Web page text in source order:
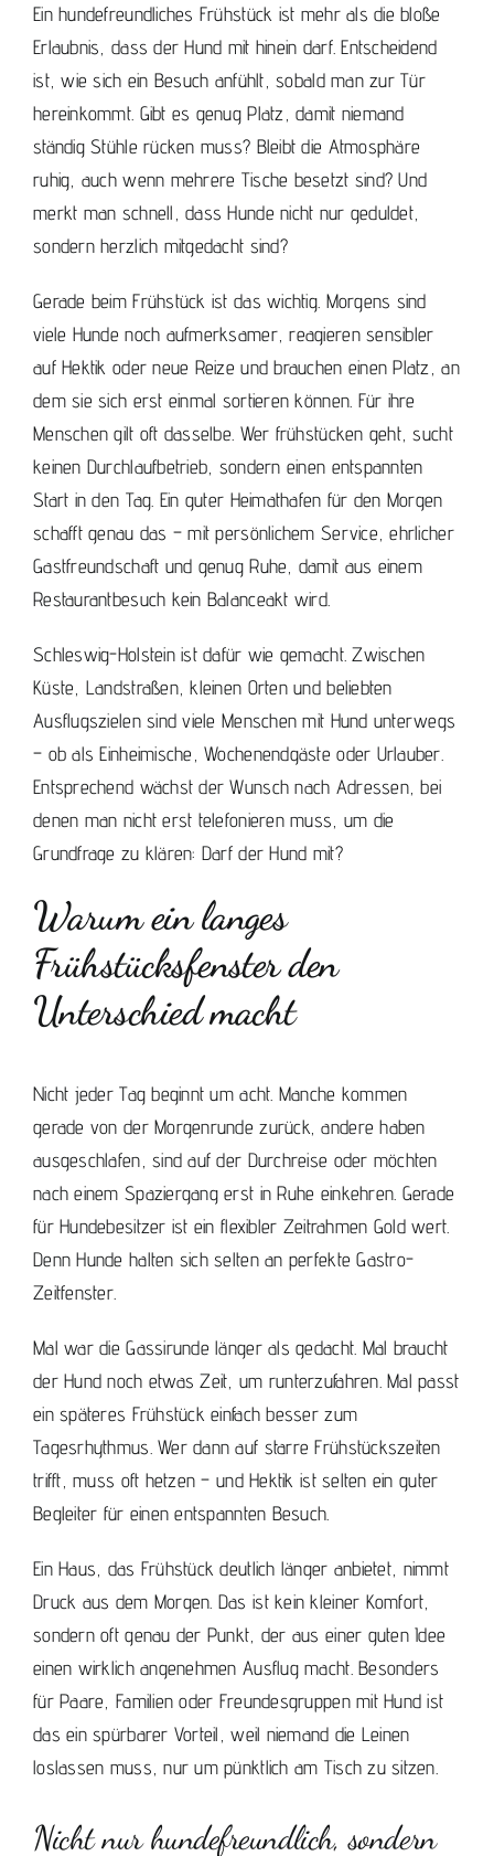
Ein hundefreundliches Frühstück ist mehr als die bloße
Erlaubnis, dass der Hund mit hinein darf. Entscheidend
ist, wie sich ein Besuch anfühlt, sobald man zur Tür
hereinkommt. Gibt es genug Platz, damit niemand
ständig Stühle rücken muss? Bleibt die Atmosphäre
ruhig, auch wenn mehrere Tische besetzt sind? Und
merkt man schnell, dass Hunde nicht nur geduldet,
sondern herzlich mitgedacht sind?
Gerade beim Frühstück ist das wichtig. Morgens sind
viele Hunde noch aufmerksamer, reagieren sensibler
auf Hektik oder neue Reize und brauchen einen Platz, an
dem sie sich erst einmal sortieren können. Für ihre
Menschen gilt oft dasselbe. Wer frühstücken geht, sucht
keinen Durchlaufbetrieb, sondern einen entspannten
Start in den Tag. Ein guter Heimathafen für den Morgen
schafft genau das – mit persönlichem Service, ehrlicher
Gastfreundschaft und genug Ruhe, damit aus einem
Restaurantbesuch kein Balanceakt wird.
Schleswig-Holstein ist dafür wie gemacht. Zwischen
Küste, Landstraßen, kleinen Orten und beliebten
Ausflugszielen sind viele Menschen mit Hund unterwegs
– ob als Einheimische, Wochenendgäste oder Urlauber.
Entsprechend wächst der Wunsch nach Adressen, bei
denen man nicht erst telefonieren muss, um die
Grundfrage zu klären: Darf der Hund mit?
Warum ein langes
Frühstücksfenster den
Unterschied macht
Nicht jeder Tag beginnt um acht. Manche kommen
gerade von der Morgenrunde zurück, andere haben
ausgeschlafen, sind auf der Durchreise oder möchten
nach einem Spaziergang erst in Ruhe einkehren. Gerade
für Hundebesitzer ist ein flexibler Zeitrahmen Gold wert.
Denn Hunde halten sich selten an perfekte Gastro-
Zeitfenster.
Mal war die Gassirunde länger als gedacht. Mal braucht
der Hund noch etwas Zeit, um runterzufahren. Mal passt
ein späteres Frühstück einfach besser zum
Tagesrhythmus. Wer dann auf starre Frühstückszeiten
trifft, muss oft hetzen – und Hektik ist selten ein guter
Begleiter für einen entspannten Besuch.
Ein Haus, das Frühstück deutlich länger anbietet, nimmt
Druck aus dem Morgen. Das ist kein kleiner Komfort,
sondern oft genau der Punkt, der aus einer guten Idee
einen wirklich angenehmen Ausflug macht. Besonders
für Paare, Familien oder Freundesgruppen mit Hund ist
das ein spürbarer Vorteil, weil niemand die Leinen
loslassen muss, nur um pünktlich am Tisch zu sitzen.
Nicht nur hundefreundlich, sondern